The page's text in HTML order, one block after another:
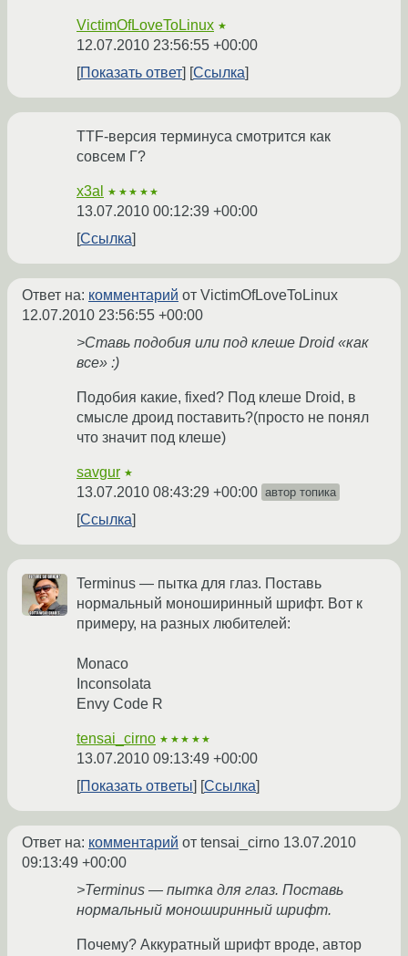
VictimOfLoveToLinux ★
12.07.2010 23:56:55 +00:00
Показать ответ
Ссылка
TTF-версия терминуса смотрится как
совсем Г?
x3al ★★★★★
13.07.2010 00:12:39 +00:00
Ссылка
Ответ на: комментарий от VictimOfLoveToLinux
12.07.2010 23:56:55 +00:00
>Ставь подобия или под клеше Droid «как
все» :)
Подобия какие, fixed? Под клеше Droid, в
смысле дроид поставить?(просто не понял
что значит под клеше)
savgur ★
13.07.2010 08:43:29 +00:00 автор топика
Ссылка
Terminus — пытка для глаз. Поставь
нормальный моноширинный шрифт. Вот к
примеру, на разных любителей:
Monaco
Inconsolata
Envy Code R
tensai_cirno ★★★★★
13.07.2010 09:13:49 +00:00
Показать ответы
Ссылка
Ответ на: комментарий от tensai_cirno 13.07.2010
09:13:49 +00:00
>Terminus — пытка для глаз. Поставь
нормальный моноширинный шрифт.
Почему? Аккуратный шрифт вроде, автор